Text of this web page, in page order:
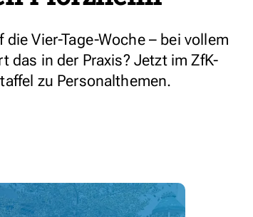
Vier-Tage-Woche – bei vollem
das in der Praxis? Jetzt im ZfK-
zu Personalthemen.